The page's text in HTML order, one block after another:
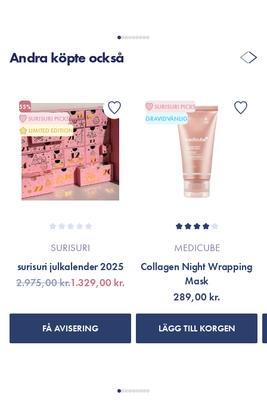
Andra köpte också
55%
SURISURI PICKS
LIMITED EDITION
SURISURI
surisuri julkalender 2025
2.975,00 kr.1.329,00 kr.
FÅ AVISERING
SURISURI PICKS
GRAVIDVÄNLIG
MEDICUBE
Collagen Night Wrapping
Mask
289,00 kr.
LÄGG TILL KORGEN